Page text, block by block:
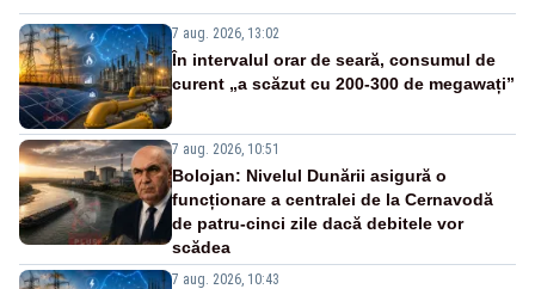
7 aug. 2026, 13:02
În intervalul orar de seară, consumul de
curent „a scăzut cu 200-300 de megawați”
7 aug. 2026, 10:51
Bolojan: Nivelul Dunării asigură o
funcționare a centralei de la Cernavodă
de patru-cinci zile dacă debitele vor
scădea
7 aug. 2026, 10:43